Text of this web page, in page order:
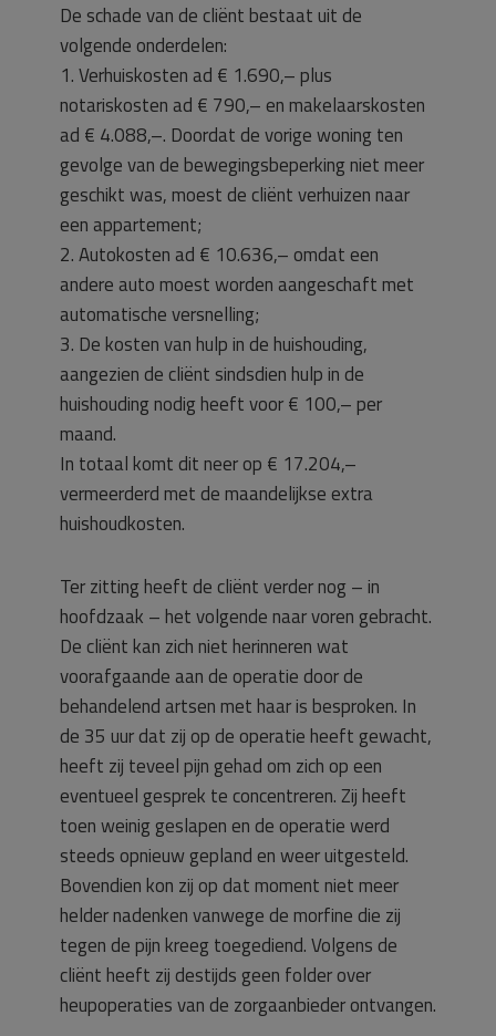
De schade van de cliënt bestaat uit de
volgende onderdelen:
1. Verhuiskosten ad € 1.690,– plus
notariskosten ad € 790,– en makelaarskosten
ad € 4.088,–. Doordat de vorige woning ten
gevolge van de bewegingsbeperking niet meer
geschikt was, moest de cliënt verhuizen naar
een appartement;
2. Autokosten ad € 10.636,– omdat een
andere auto moest worden aangeschaft met
automatische versnelling;
3. De kosten van hulp in de huishouding,
aangezien de cliënt sindsdien hulp in de
huishouding nodig heeft voor € 100,– per
maand.
In totaal komt dit neer op € 17.204,–
vermeerderd met de maandelijkse extra
huishoudkosten.
Ter zitting heeft de cliënt verder nog – in
hoofdzaak – het volgende naar voren gebracht.
De cliënt kan zich niet herinneren wat
voorafgaande aan de operatie door de
behandelend artsen met haar is besproken. In
de 35 uur dat zij op de operatie heeft gewacht,
heeft zij teveel pijn gehad om zich op een
eventueel gesprek te concentreren. Zij heeft
toen weinig geslapen en de operatie werd
steeds opnieuw gepland en weer uitgesteld.
Bovendien kon zij op dat moment niet meer
helder nadenken vanwege de morfine die zij
tegen de pijn kreeg toegediend. Volgens de
cliënt heeft zij destijds geen folder over
heupoperaties van de zorgaanbieder ontvangen.